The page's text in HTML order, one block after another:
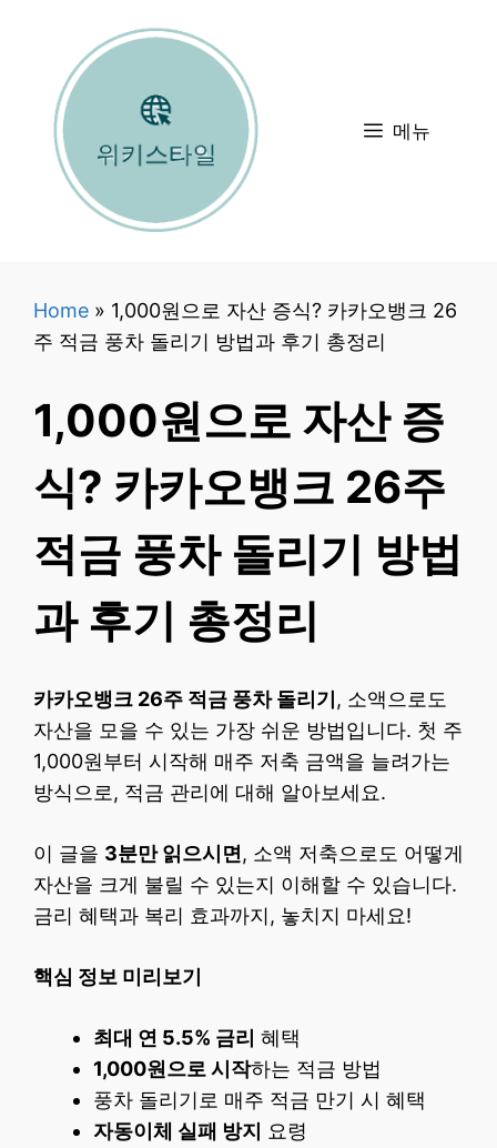
메뉴
Home » 1,000원으로 자산 증식? 카카오뱅크 26
주 적금 풍차 돌리기 방법과 후기 총정리
1,000원으로 자산 증
식? 카카오뱅크 26주
적금 풍차 돌리기 방법
과 후기 총정리
카카오뱅크 26주 적금 풍차 돌리기 , 소액으로도
자산을 모을 수 있는 가장 쉬운 방법입니다. 첫 주
1,000원부터 시작해 매주 저축 금액을 늘려가는
방식으로, 적금 관리에 대해 알아보세요.
이 글을 3분만 읽으시면, 소액 저축으로도 어떻게
자산을 크게 불릴 수 있는지 이해할 수 있습니다.
금리 혜택과 복리 효과까지, 놓치지 마세요!
핵심 정보 미리보기
최대 연 5.5% 금리 혜택
1,000원으로 시작하는 적금 방법
풍차 돌리기로 매주 적금 만기 시 혜택
자동이체 실패 방지 요령